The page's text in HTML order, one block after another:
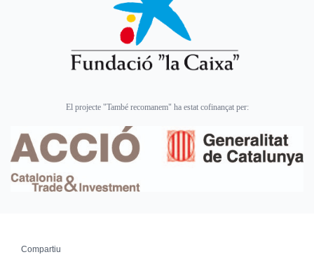
El projecte "També recomanem" ha estat cofinançat per:
Compartiu